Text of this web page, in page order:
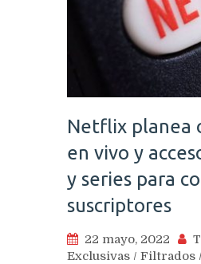
Netflix planea
en vivo y
y series para
suscriptores
22 mayo, 2022
Exclusivas / Filtrados /